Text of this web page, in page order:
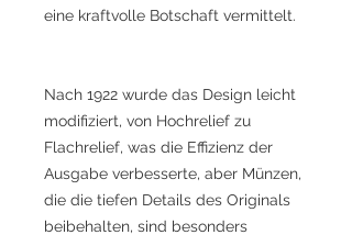
eine kraftvolle Botschaft vermittelt.
Nach 1922 wurde das Design leicht
modifiziert, von Hochrelief zu
Flachrelief, was die Effizienz der
Ausgabe verbesserte, aber Münzen,
die die tiefen Details des Originals
beibehalten, sind besonders